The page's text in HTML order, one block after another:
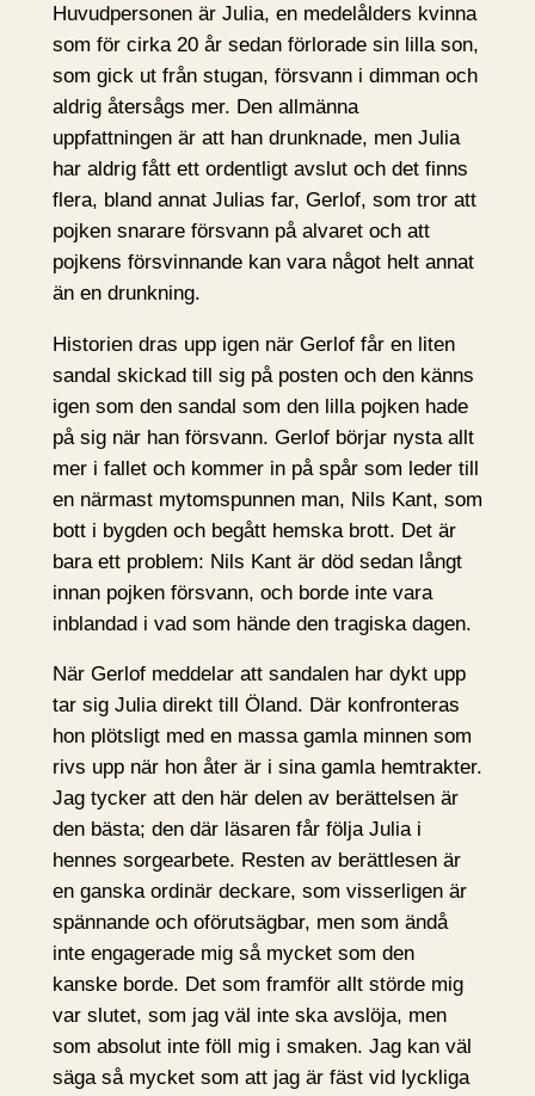
Huvudpersonen är Julia, en medelålders kvinna
som för cirka 20 år sedan förlorade sin lilla son,
som gick ut från stugan, försvann i dimman och
aldrig återsågs mer. Den allmänna
uppfattningen är att han drunknade, men Julia
har aldrig fått ett ordentligt avslut och det finns
flera, bland annat Julias far, Gerlof, som tror att
pojken snarare försvann på alvaret och att
pojkens försvinnande kan vara något helt annat
än en drunkning.
Historien dras upp igen när Gerlof får en liten
sandal skickad till sig på posten och den känns
igen som den sandal som den lilla pojken hade
på sig när han försvann. Gerlof börjar nysta allt
mer i fallet och kommer in på spår som leder till
en närmast mytomspunnen man, Nils Kant, som
bott i bygden och begått hemska brott. Det är
bara ett problem: Nils Kant är död sedan långt
innan pojken försvann, och borde inte vara
inblandad i vad som hände den tragiska dagen.
När Gerlof meddelar att sandalen har dykt upp
tar sig Julia direkt till Öland. Där konfronteras
hon plötsligt med en massa gamla minnen som
rivs upp när hon åter är i sina gamla hemtrakter.
Jag tycker att den här delen av berättelsen är
den bästa; den där läsaren får följa Julia i
hennes sorgearbete. Resten av berättlesen är
en ganska ordinär deckare, som visserligen är
spännande och oförutsägbar, men som ändå
inte engagerade mig så mycket som den
kanske borde. Det som framför allt störde mig
var slutet, som jag väl inte ska avslöja, men
som absolut inte föll mig i smaken. Jag kan väl
säga så mycket som att jag är fäst vid lyckliga